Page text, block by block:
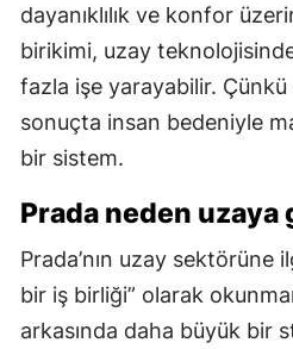
dayanıklılık ve konfor
birikimi, uzay
fazla işe yarayabilir.
sonuçta insan bedeniyle
bir sistem.
Prada neden uzaya
Prada’nın uzay sektörüne
bir iş birliği” olarak
arkasında daha büyük bir